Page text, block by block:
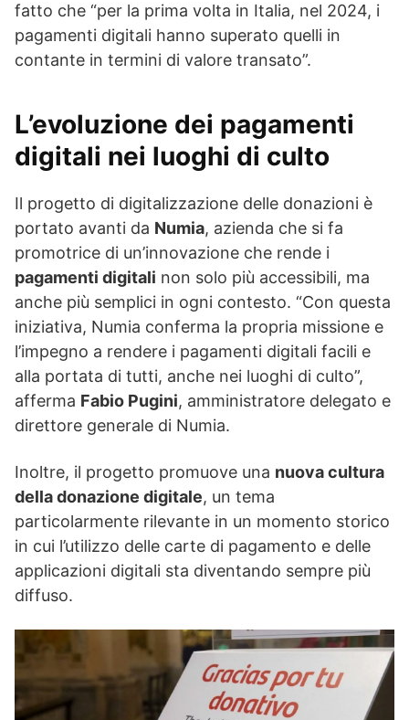
fatto che “per la prima volta in Italia, nel 2024, i
pagamenti digitali hanno superato quelli in
contante in termini di valore transato”.
L’evoluzione dei pagamenti
digitali nei luoghi di culto
Il progetto di digitalizzazione delle donazioni è
portato avanti da Numia, azienda che si fa
promotrice di un’innovazione che rende i
pagamenti digitali non solo più accessibili, ma
anche più semplici in ogni contesto. “Con questa
iniziativa, Numia conferma la propria missione e
l’impegno a rendere i pagamenti digitali facili e
alla portata di tutti, anche nei luoghi di culto”,
afferma Fabio Pugini, amministratore delegato e
direttore generale di Numia.
Inoltre, il progetto promuove una nuova cultura
della donazione digitale, un tema
particolarmente rilevante in un momento storico
in cui l’utilizzo delle carte di pagamento e delle
applicazioni digitali sta diventando sempre più
diffuso.